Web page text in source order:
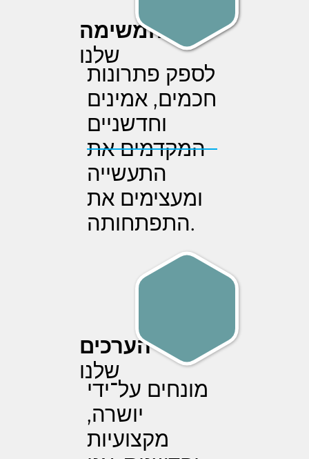
המשימה
שלנו
לספק פתרונות
חכמים, אמינים
וחדשניים
המקדמים את
התעשייה
ומעצימים את
התפתחותה.
הערכים
שלנו
מונחים על־ידי
יושרה,
מקצועיות